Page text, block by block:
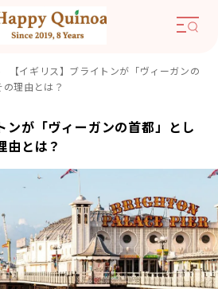
【イギリス】ブライトンが「ヴィーガンの
理由とは？
ンが「ヴィーガンの首都」とし
由とは？